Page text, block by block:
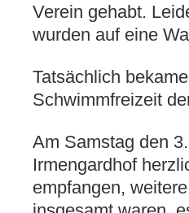
Verein gehabt.
wurden auf eine
Tatsächlich
Schwimmfreizeit
Am Samstag den
Irmengardhof
empfangen,